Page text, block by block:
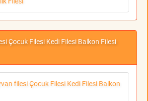
Çocuk Filesi Kedi Filesi Balkon Filesi
filesi Çocuk Filesi Kedi Filesi Balkon